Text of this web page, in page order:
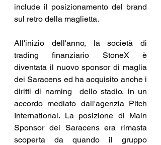
include il posizionamento del brand
sul retro della maglietta.
All'inizio dell'anno, la società di
trading finanziario StoneX è
diventata il nuovo sponsor di maglia
dei Saracens ed ha acquisito anche i
diritti di naming  dello stadio, in un
accordo mediato dall'agenzia Pitch
International. La posizione di Main
Sponsor dei Saracens era rimasta
scoperta da quando il gruppo